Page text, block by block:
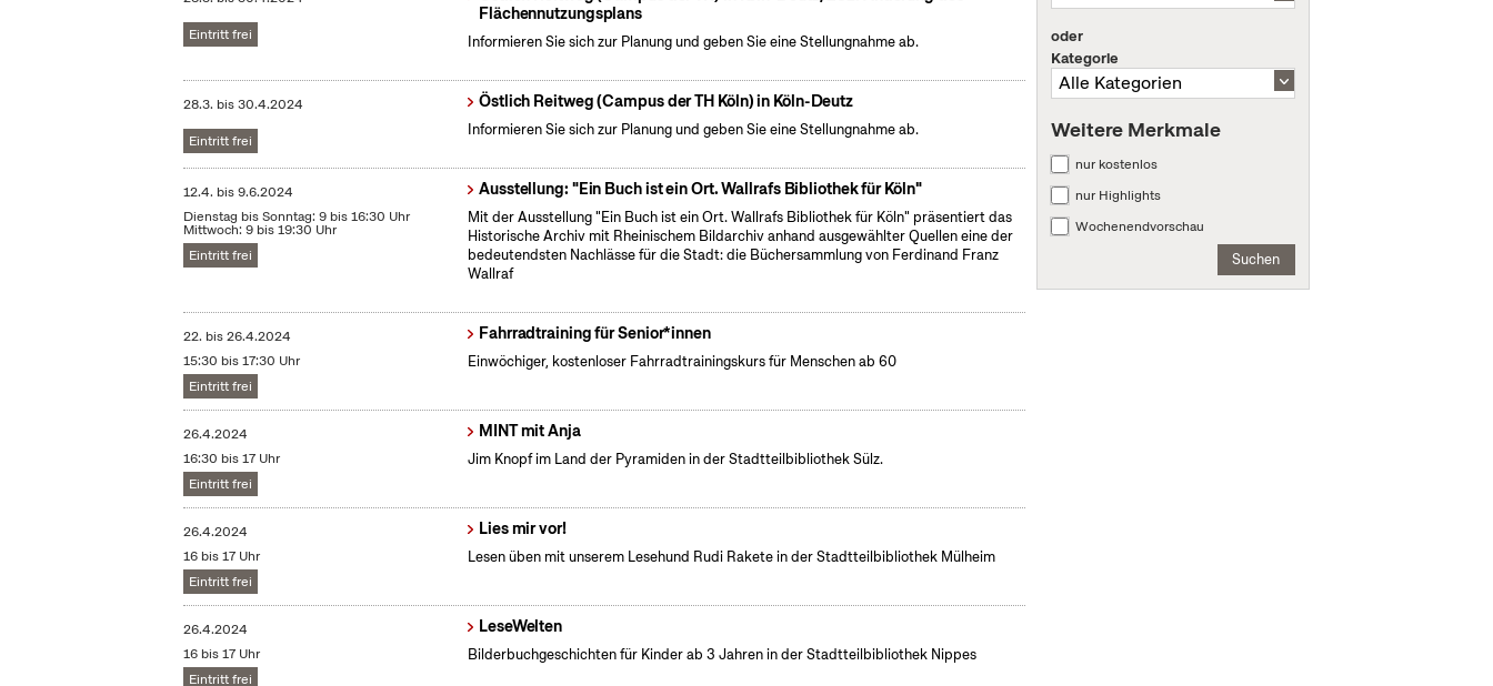
Eintritt frei
Flächennutzungsplans
Informieren Sie sich zur Planung und geben Sie eine Stellungnahme ab.
28.3. bis30.4.2024
Eintritt frei
Östlich Reitweg (Campus der TH Köln) in Köln-Deutz
Informieren Sie sich zur Planung und geben Sie eine Stellungnahme ab.
12.4. bis9.6.2024
Dienstag bis Sonntag: 9 bis 16:30 Uhr
Mittwoch: 9 bis 19:30 Uhr
Eintritt frei
Ausstellung: "Ein Buch ist ein Ort. Wallrafs Bibliothek für Köln"
Mit der Ausstellung "Ein Buch ist ein Ort. Wallrafs Bibliothek für Köln" präsentiert das
Historische Archiv mit Rheinischem Bildarchiv anhand ausgewählter Quellen eine der
bedeutendsten Nachlässe für die Stadt: die Büchersammlung von Ferdinand Franz
Wallraf
22. bis26.4.2024
15:30 bis 17:30 Uhr
Eintritt frei
Fahrradtraining für Senior*innen
Einwöchiger, kostenloser Fahrradtrainingskurs für Menschen ab 60
26.4.2024
16:30 bis 17 Uhr
Eintritt frei
MINT mit Anja
Jim Knopf im Land der Pyramiden in der Stadtteilbibliothek Sülz.
26.4.2024
16 bis 17 Uhr
Eintritt frei
Lies mir vor!
Lesen üben mit unserem Lesehund Rudi Rakete in der Stadtteilbibliothek Mülheim
26.4.2024
16 bis 17 Uhr
Eintritt frei
LeseWelten
Bilderbuchgeschichten für Kinder ab 3 Jahren in der Stadtteilbibliothek Nippes
oder
Kategorie
Weitere Merkmale
nur kostenlos
nur Highlights
Wochenendvorschau
Suchen